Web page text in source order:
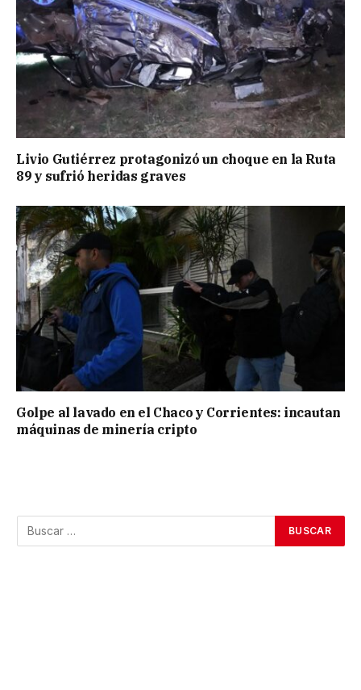
Livio Gutiérrez protagonizó un choque en la Ruta
89 y sufrió heridas graves
Golpe al lavado en el Chaco y Corrientes: incautan
máquinas de minería cripto